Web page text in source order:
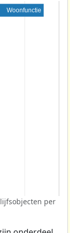
Woonfunctie
per